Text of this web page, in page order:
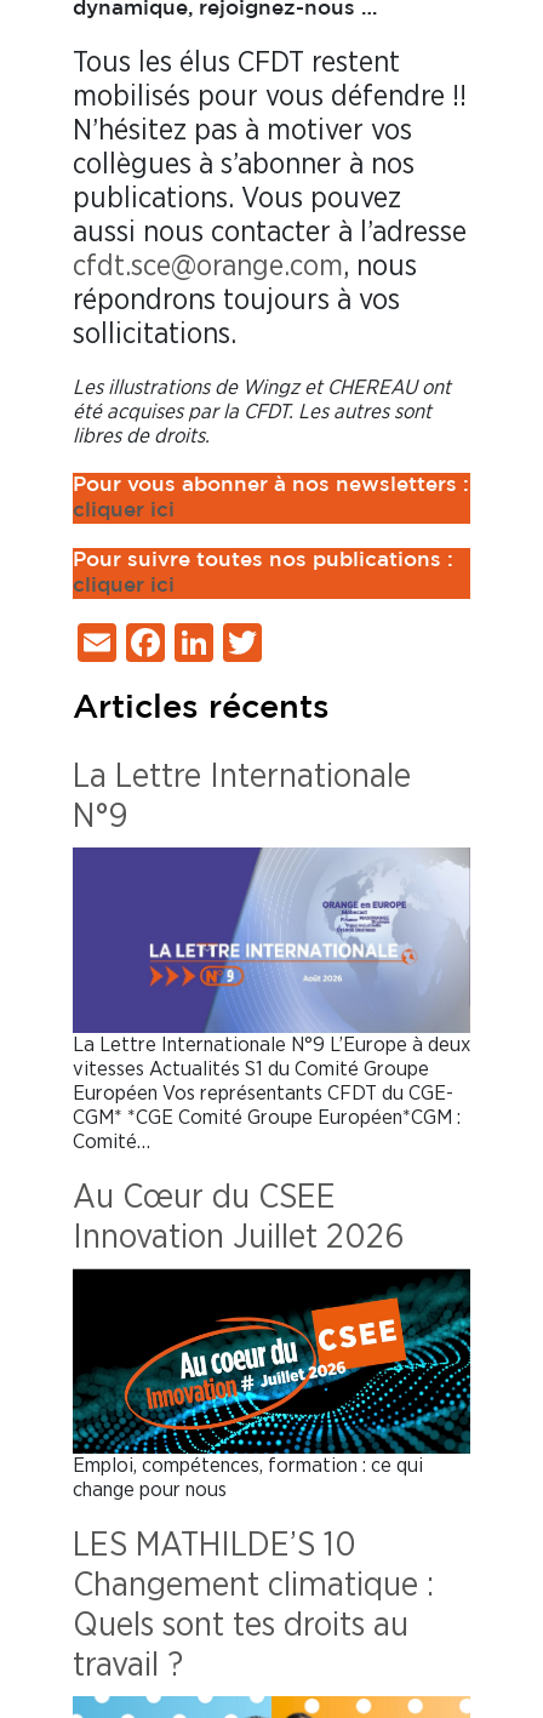
dynamique, rejoignez-nous …
Tous les élus CFDT restent
mobilisés pour vous défendre !!
N’hésitez pas à motiver vos
collègues à s’abonner à nos
publications. Vous pouvez
aussi nous contacter à l’adresse
cfdt.sce@orange.com, nous
répondrons toujours à vos
sollicitations.
Les illustrations de Wingz et CHEREAU ont
été acquises par la CFDT. Les autres sont
libres de droits.
Pour vous abonner à nos newsletters :
cliquer ici
Pour suivre toutes nos publications :
cliquer ici
EmailFacebook
LinkedIn
Articles récents
La Lettre Internationale
N°9
La Lettre Internationale N°9 L’Europe à deux
vitesses Actualités S1 du Comité Groupe
Européen Vos représentants CFDT du CGE-
CGM* *CGE Comité Groupe Européen*CGM :
Comité…
Au Cœur du CSEE
Innovation Juillet 2026
Emploi, compétences, formation : ce qui
change pour nous
LES MATHILDE’S 10
Changement climatique :
Quels sont tes droits au
travail ?